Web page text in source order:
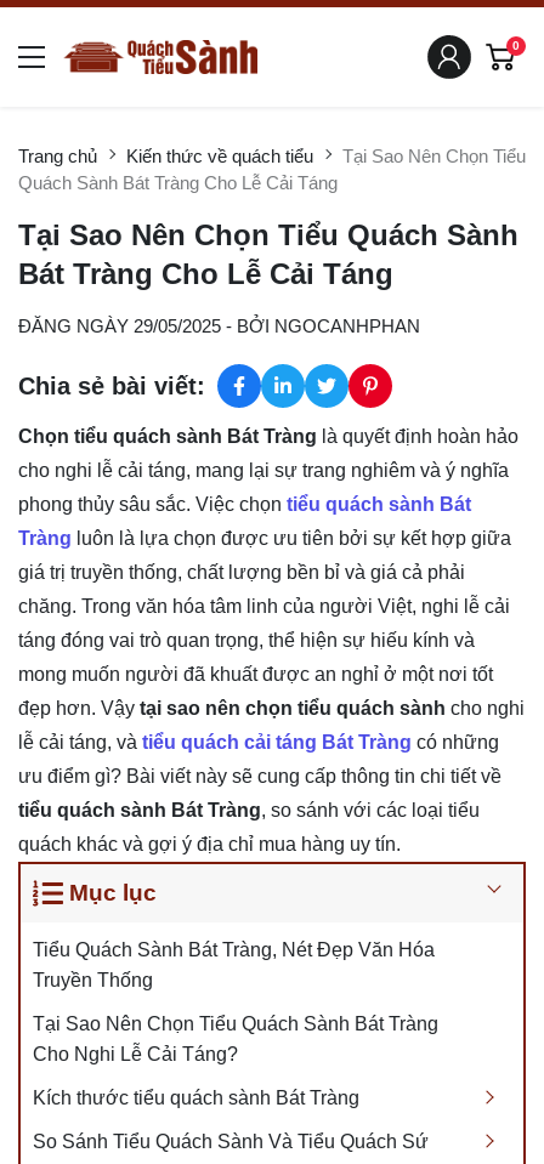
0
Trang chủ Kiến thức về quách tiểu
Tại Sao Nên Chọn Tiểu
Quách Sành Bát Tràng Cho Lễ Cải Táng
Tại Sao Nên Chọn Tiểu Quách Sành
Bát Tràng Cho Lễ Cải Táng
ĐĂNG NGÀY 29/05/2025 - BỞI NGOCANHPHAN
Chia sẻ bài viết:
Chọn tiểu quách sành Bát Tràng là quyết định hoàn hảo
cho nghi lễ cải táng, mang lại sự trang nghiêm và ý nghĩa
phong thủy sâu sắc. Việc chọn tiểu quách sành Bát
Tràng luôn là lựa chọn được ưu tiên bởi sự kết hợp giữa
giá trị truyền thống, chất lượng bền bỉ và giá cả phải
chăng. Trong văn hóa tâm linh của người Việt, nghi lễ cải
táng đóng vai trò quan trọng, thể hiện sự hiếu kính và
mong muốn người đã khuất được an nghỉ ở một nơi tốt
đẹp hơn. Vậy tại sao nên chọn tiểu quách sành cho nghi
lễ cải táng, và tiểu quách cải táng Bát Tràng có những
ưu điểm gì? Bài viết này sẽ cung cấp thông tin chi tiết về
tiểu quách sành Bát Tràng, so sánh với các loại tiểu
quách khác và gợi ý địa chỉ mua hàng uy tín.
Mục lục
Tiểu Quách Sành Bát Tràng, Nét Đẹp Văn Hóa
Truyền Thống
Tại Sao Nên Chọn Tiểu Quách Sành Bát Tràng
Cho Nghi Lễ Cải Táng?
Kích thước tiểu quách sành Bát Tràng
So Sánh Tiểu Quách Sành Và Tiểu Quách Sứ